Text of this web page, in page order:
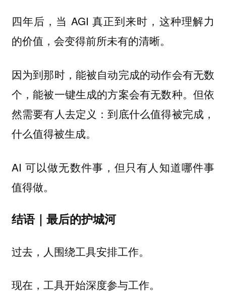
四年后，当 AGI 真正到来时，这种理解力
的价值，会变得前所未有的清晰。
因为到那时，能被自动完成的动作会有无数
个，能被一键生成的方案会有无数种。但依
然需要有人去定义：到底什么值得被完成，
什么值得被生成。
AI 可以做无数件事，但只有人知道哪件事
值得做。
结语｜最后的护城河
过去，人围绕工具安排工作。
现在，工具开始深度参与工作。